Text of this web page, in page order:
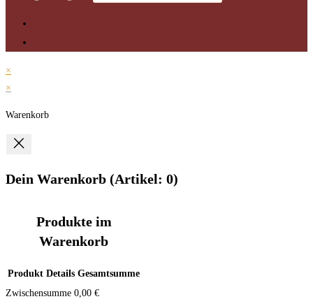
×
×
Warenkorb
Dein Warenkorb (Artikel: 0)
Produkte im
Warenkorb
Produkt Details Gesamtsumme
Zwischensumme 0,00 €